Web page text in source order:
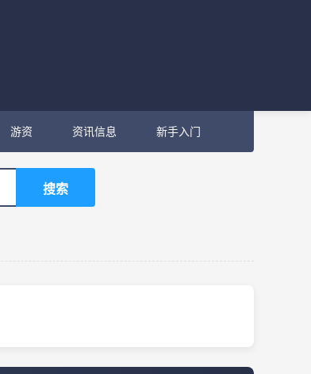
游资 资讯信息 新手入门
搜索